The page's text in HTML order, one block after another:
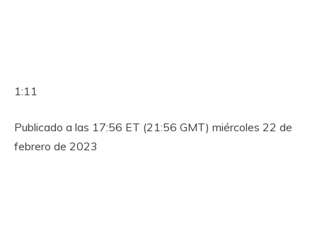
1:11
Publicado a las 17:56 ET (21:56 GMT) miércoles 22 de
febrero de 2023